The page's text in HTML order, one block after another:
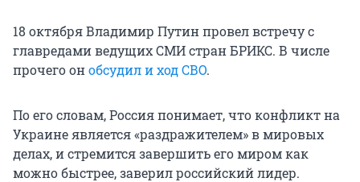
18 октября Владимир Путин провел встречу с
главредами ведущих СМИ стран БРИКС. В числе
прочего онобсудил и ход СВО.
По его словам, Россия понимает, что конфликт на
Украине является «раздражителем» в мировых
делах, и стремится завершить его миром как
можно быстрее, заверил российский лидер.